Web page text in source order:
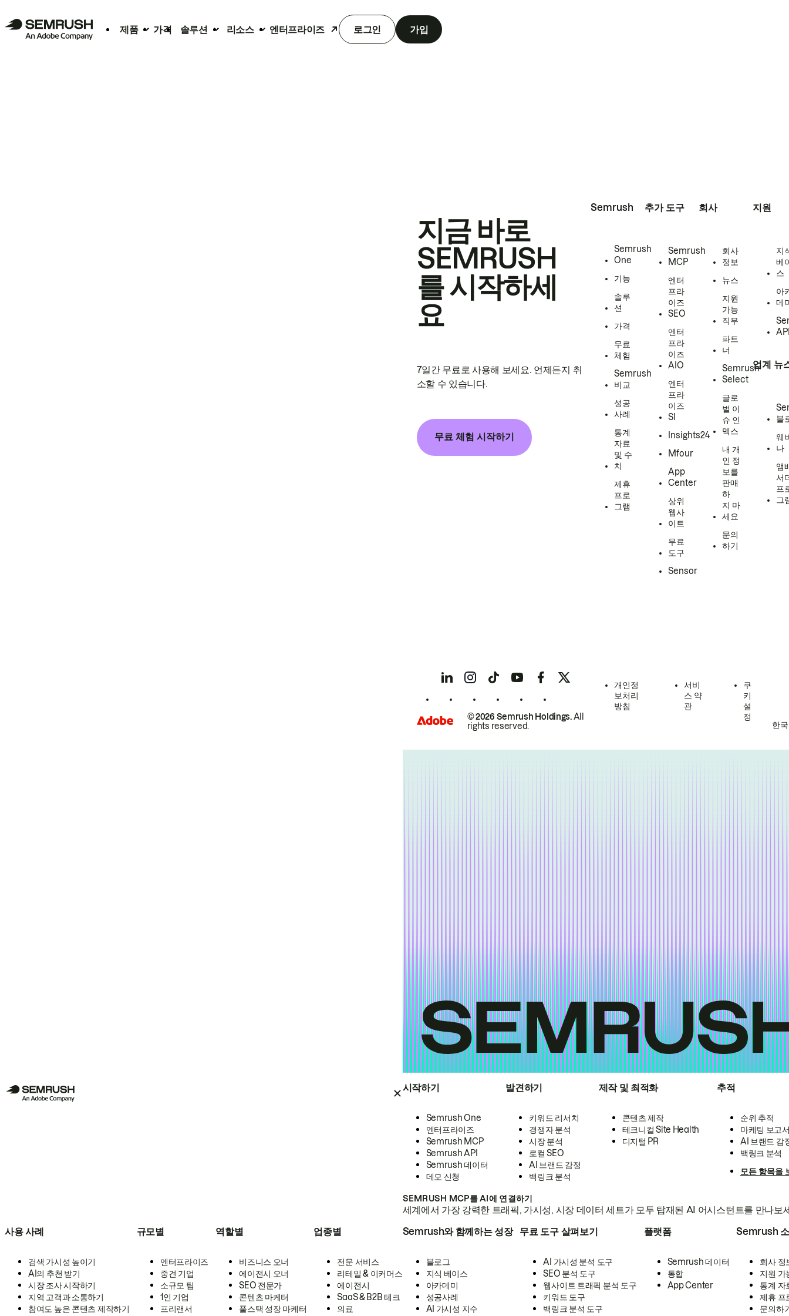
제품 가격 솔루션 리소스 엔터프라이즈 로그인 가입
시작하기
Semrush One
엔터프라이즈
Semrush MCP
Semrush API
Semrush 데이터
데모 신청
발견하기
키워드 리서치
경쟁자 분석
시장 분석
로컬 SEO
AI 브랜드 감정
백링크 분석
제작 및 최적화
콘텐츠 제작
테크니컬 Site Health
디지털 PR
추적
순위 추적
마케팅 보고
AI 브랜드 감
백링크 분석
모든 항목을
SEMRUSH MCP를 AI에 연결하기
세계에서 가장 강력한 트래픽, 가시성, 시장 데이터 세트가 모두 탑재된 AI 어시스턴트를 만나보
사용 사례
검색 가시성 높이기
AI의 추천 받기
시장 조사 시작하기
지역 고객과 소통하기
참여도 높은 콘텐츠 제작하기
규모별
엔터프라이즈
중견 기업
소규모 팀
1인 기업
프리랜서
역할별
비즈니스 오너
에이전시 오너
SEO 전문가
콘텐츠 마케터
풀스택 성장 마케터
업종별
전문 서비스
리테일 & 이커머스
에이전시
SaaS & B2B 테크
의료
Semrush와 함께하는 성장
블로그
지식 베이스
아카데미
성공사례
AI 가시성 지수
무료 도구 살펴보기
AI 가시성 분석 도구
SEO 분석 도구
웹사이트 트래픽 분석 도구
키워드 도구
백링크 분석 도구
플랫폼
Semrush 데이터
통합
App Center
Semrush
회사 정
지원 가
통계 자
제휴 프
문의하
지금 바로
SEMRUSH
를 시작하세
요
7일간 무료로 사용해 보세요. 언제든지 취
소할 수 있습니다.
무료 체험 시작하기
Semrush
Semrush
One
기능
솔루
션
가격
무료
체험
Semrush
비교
성공
사례
통계
자료
및 수
치
제휴
프로
그램
추가 도구
Semrush
MCP
엔터
프라
이즈
SEO
엔터
프라
이즈
AIO
엔터
프라
이즈
SI
Insights24
Mfour
App
Center
상위
웹사
이트
무료
도구
Sensor
회사
회사
정보
뉴스
지원
가능
직무
파트
너
Semrush
Select
글로
벌 이
슈 인
덱스
내 개
인 정
보를
판매
하
지 마
세요
문의
하기
지원
지
베
스
아
데
업계 뉴
블
웨
나
앰
서
프
그
© 2026 Semrush Holdings.All
rights reserved.
개인정
보처리
방침
서비
스 약
관
쿠
키
설
정
한